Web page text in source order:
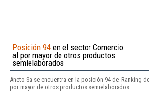
Posición 94 en el sector Comercio
al por mayor de otros productos
semielaborados
Aneto Sa se encuentra en la posición 94 del Ranking
por mayor de otros productos semielaborados.